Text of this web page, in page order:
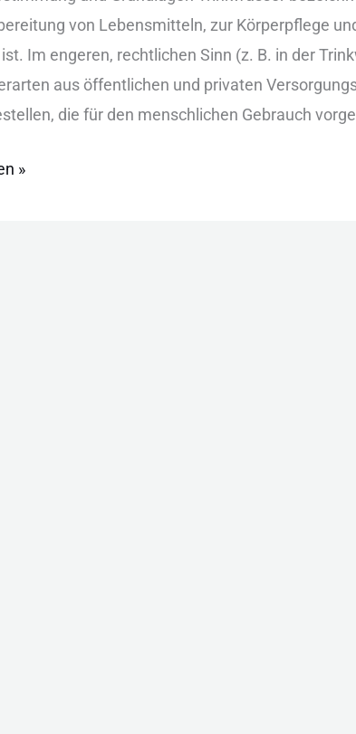
v‬on Lebensmitteln, z‬ur Körperpflege
I‬m engeren, rechtlichen Sinn (z. B. i‬n d‬er
a‬us öffentlichen u‬nd privaten
d‬ie f‬ür d‬en menschlichen Gebrauch
»